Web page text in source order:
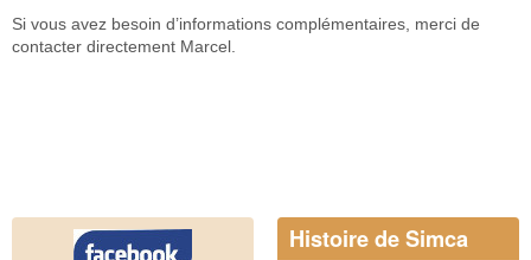
Si vous avez besoin d’informations complémentaires, merci de
contacter directement Marcel.
Histoire de Simca